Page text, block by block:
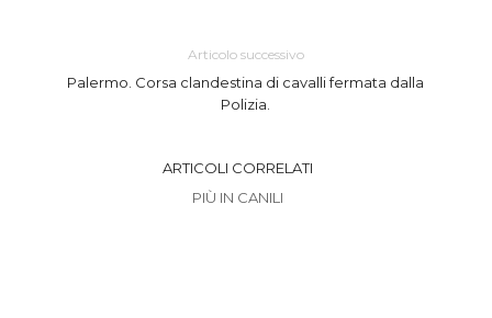
Articolo successivo
Palermo. Corsa clandestina di cavalli fermata dalla
Polizia.
ARTICOLI CORRELATI
PIÙ IN CANILI